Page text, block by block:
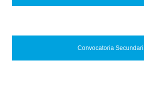
Convocatoria